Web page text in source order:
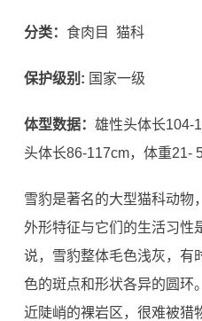
分类： 食肉目 猫科
保护级别 : 国家一级
体型数据： 雄性头体长104-
头体长86-117cm，体重21-
雪豹是著名的大型猫科动物
外形特征与它们的生活习性
说，雪豹整体毛色浅灰，有
色的斑点和形状各异的圆环
近陡峭的裸岩区，很难被猎